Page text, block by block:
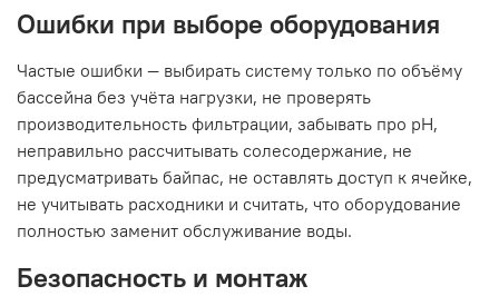
Ошибки при выборе оборудования
Частые ошибки — выбирать систему только по объёму
бассейна без учёта нагрузки, не проверять
производительность фильтрации, забывать про pH,
неправильно рассчитывать солесодержание, не
предусматривать байпас, не оставлять доступ к ячейке,
не учитывать расходники и считать, что оборудование
полностью заменит обслуживание воды.
Безопасность и монтаж